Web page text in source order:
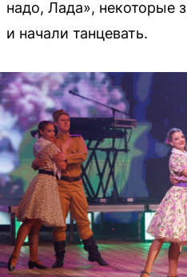
надо, Лада», некоторые
и начали танцевать.